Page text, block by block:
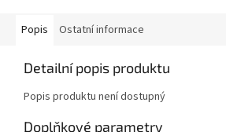
Popis Ostatní informace
Detailní popis produktu
Popis produktu není dostupný
Doplňkové parametry